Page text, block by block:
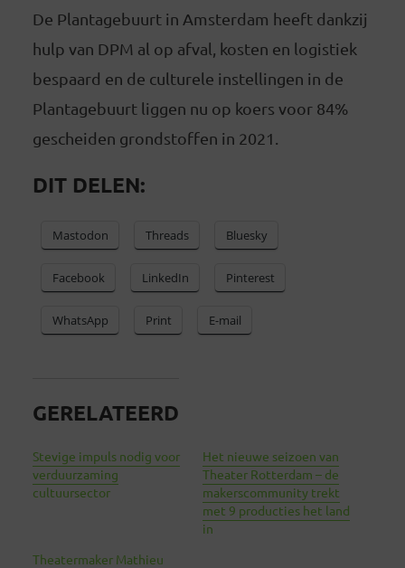
De Plantagebuurt in Amsterdam heeft dankzij
hulp van DPM al op afval, kosten en logistiek
bespaard en de culturele instellingen in de
Plantagebuurt liggen nu op koers voor 84%
gescheiden grondstoffen in 2021.
DIT DELEN:
Mastodon Threads Bluesky
Facebook LinkedIn Pinterest
WhatsApp Print E-mail
GERELATEERD
Stevige impuls nodig voor
verduurzaming
cultuursector
Het nieuwe seizoen van
Theater Rotterdam – de
makerscommunity trekt
met 9 producties het land
in
Theatermaker Mathieu